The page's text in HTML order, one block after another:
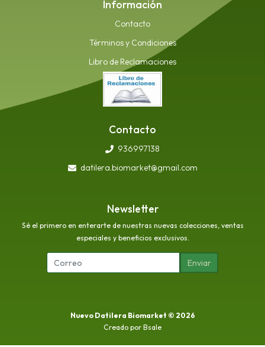
Información
Contacto
Términos y Condiciones
Libro de Reclamaciones
Contacto
936997138
datilera.biomarket@gmail.com
Newsletter
Sé el primero en enterarte de nuestras nuevas colecciones, ventas
especiales y beneficios exclusivos.
Enviar
Nuevo Datilera Biomarket © 2026
Creado por Bsale